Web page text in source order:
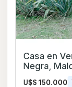
Casa en
Negra,
U$S 150.000